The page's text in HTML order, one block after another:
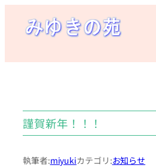
キ
謹賀新年！！！
執筆者:miyukiカテゴリ:お知らせ